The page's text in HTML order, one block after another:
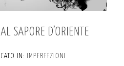
SAPORE D’ORIENTE
IN: IMPERFEZIONI